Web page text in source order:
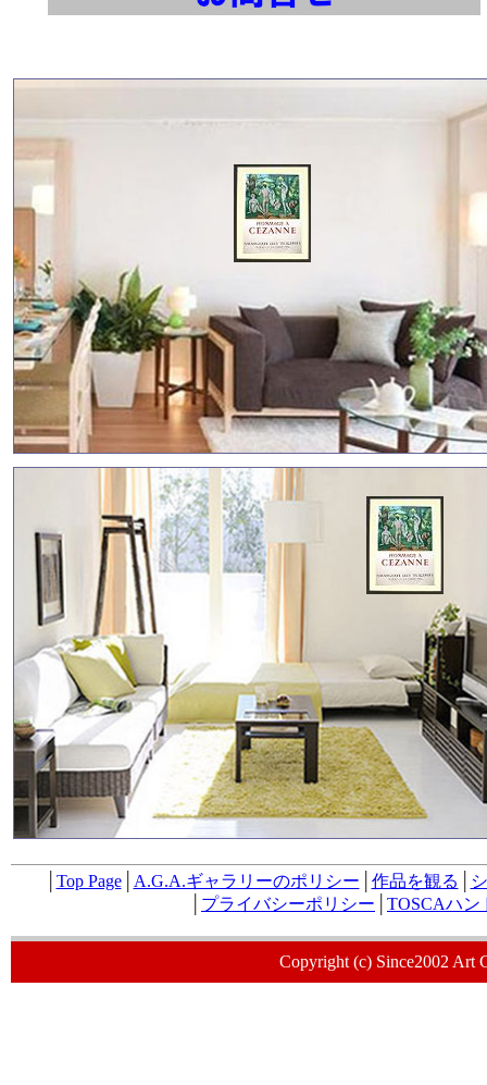
Top Page│ A.G.A.ギャラリーのポリシー 作品を観る
プライバシーポリシー TOSCAハン
Copyright (c) Since2002 Art